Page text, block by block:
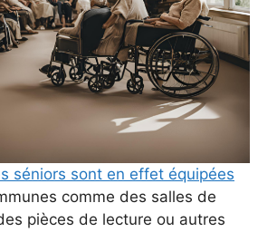
séniors sont en effet équipées
comme des salles de
pièces de lecture ou autres